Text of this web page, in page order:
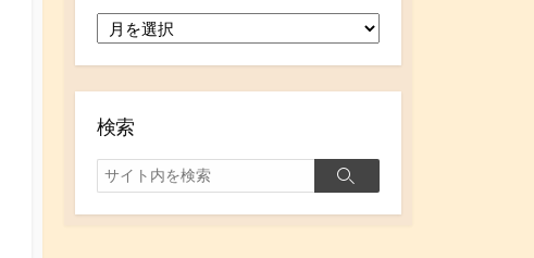
ー
カ
イ
ブ
検索
検
索
検